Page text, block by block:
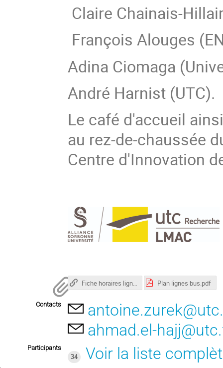
Claire Chainais-
François Alouges
Adina Ciomaga
André Harnist (UTC).
Le café d'accueil
au rez-de-chaussée
Centre d'Innovation
Fiche horaires ligne 5 Plan lignes bus.pdf
Contacts
ahmad.el-
Participants
34
Voir la liste